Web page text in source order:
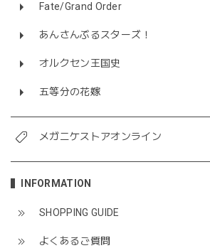
Fate/Grand Order
あんさんぶるスターズ！
オルクセン王国史
五等分の花嫁
メガニケストアオンライン
INFORMATION
SHOPPING GUIDE
よくあるご質問